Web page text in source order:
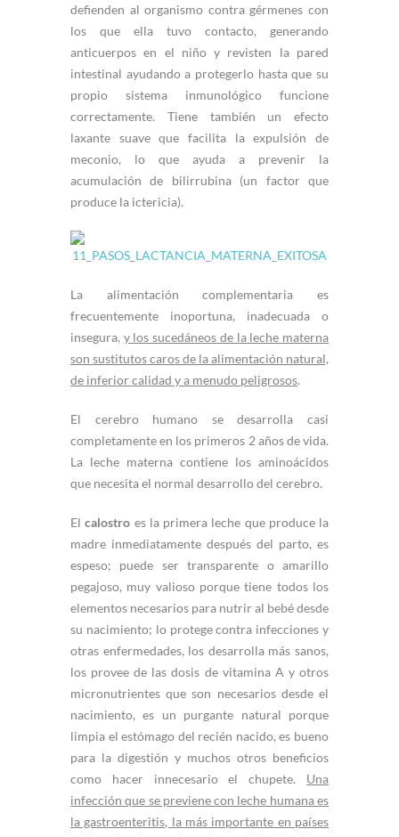
defienden al organismo contra gérmenes con
los que ella tuvo contacto, generando
anticuerpos en el niño y revisten la pared
intestinal ayudando a protegerlo hasta que su
propio sistema inmunológico funcione
correctamente. Tiene también un efecto
laxante suave que facilita la expulsión de
meconio, lo que ayuda a prevenir la
acumulación de bilirrubina (un factor que
produce la ictericia).
La alimentación complementaria es
frecuentemente inoportuna, inadecuada o
insegura, y los sucedáneos de la leche materna
son sustitutos caros de la alimentación natural,
de inferior calidad y a menudo peligrosos.
El cerebro humano se desarrolla casi
completamente en los primeros 2 años de vida.
La leche materna contiene los aminoácidos
que necesita el normal desarrollo del cerebro.
Elcalostro es la primera leche que produce la
madre inmediatamente después del parto, es
espeso; puede ser transparente o amarillo
pegajoso, muy valioso porque tiene todos los
elementos necesarios para nutrir al bebé desde
su nacimiento; lo protege contra infecciones y
otras enfermedades, los desarrolla más sanos,
los provee de las dosis de vitamina A y otros
micronutrientes que son necesarios desde el
nacimiento, es un purgante natural porque
limpia el estómago del recién nacido, es bueno
para la digestión y muchos otros beneficios
como hacer innecesario el chupete. Una
infección que se previene con leche humana es
la gastroenteritis, la más importante en países